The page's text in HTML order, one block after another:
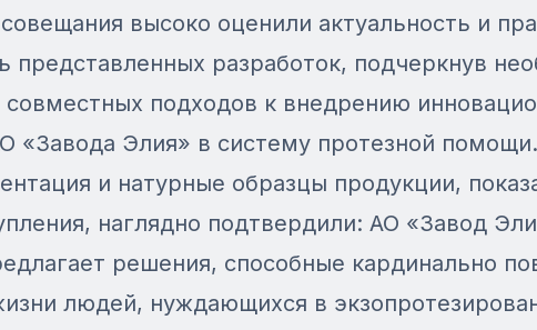
высоко оценили актуальность и
представленных разработок, подчеркнув
совместных подходов к внедрению
«Завода Элия» в систему протезной помощи.
и натурные образцы продукции,
наглядно подтвердили: АО «Завод
решения, способные кардинально
людей, нуждающихся в